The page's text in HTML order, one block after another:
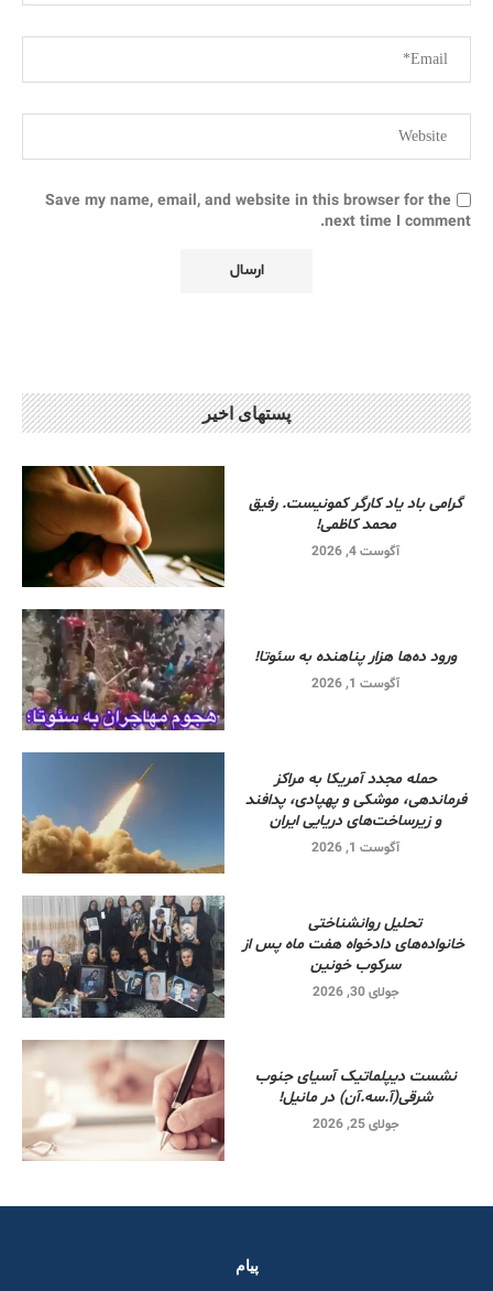
Save my name, email, and website in this browser for the
next time I comment.
پستهای اخیر
گرامی باد یاد کارگر کمونیست. رفیق
محمد کاظمی!
آگوست 4, 2026
ورود ده‌ها هزار پناهنده به سئوتا!
آگوست 1, 2026
حمله مجدد آمریکا به مراکز
فرماندهی، موشکی و پهپادی، پدافند
و زیرساخت‌های دریایی ایران
آگوست 1, 2026
تحلیل روانشناختی
خانواده‌های دادخواه هفت ماه پس از
سرکوب خونین
جولای 30, 2026
نشست دیپلماتیک آسیای جنوب
شرقی‌(آ.سه.آن) در مانیل!
جولای 25, 2026
پیام